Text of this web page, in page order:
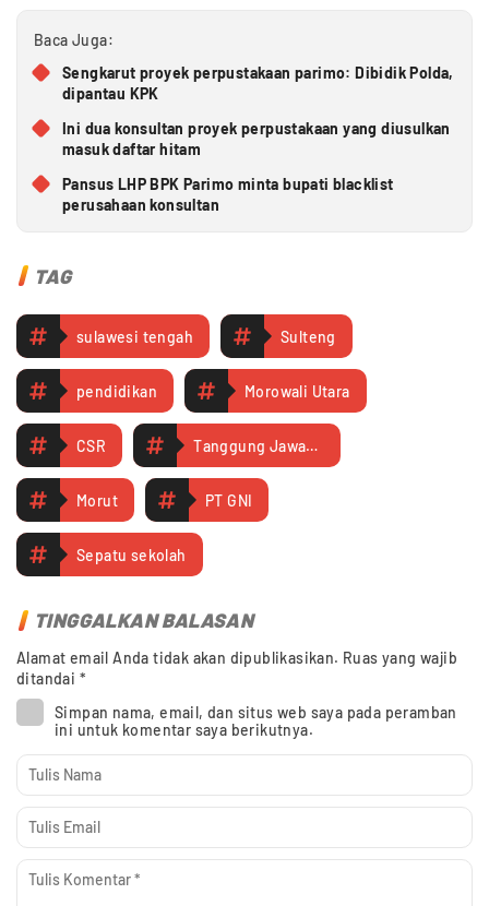
Baca Juga:
Sengkarut proyek perpustakaan parimo: Dibidik Polda,
dipantau KPK
Ini dua konsultan proyek perpustakaan yang diusulkan
masuk daftar hitam
Pansus LHP BPK Parimo minta bupati blacklist
perusahaan konsultan
TAG
sulawesi tengah Sulteng
pendidikan Morowali Utara
CSR Tanggung Jawab Sosial
Morut PT GNI
Sepatu sekolah
TINGGALKAN BALASAN
Alamat email Anda tidak akan dipublikasikan. Ruas yang wajib
ditandai *
Simpan nama, email, dan situs web saya pada peramban
ini untuk komentar saya berikutnya.